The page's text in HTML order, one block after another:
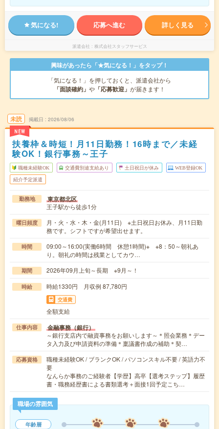
気になる! 応募へ進む 詳しく見る
派遣会社 株式会社スタッフサービス
興味があったら「★気になる！」をタップ！
「気になる！」を押しておくと、派遣会社から
「面談確約」 や 「応募歓迎」 が届きます！
未読
NEW
掲載日 2026/08/06
扶養枠＆時短！月11日勤務！16時まで／未経
験OK！銀行事務～王子
職種未経験OK 交通費別途支給あり 土日祝日が休み WEB登録OK
紹介予定派遣
勤務地 東京都北区
王子駅から徒歩1分
曜日頻度
月・火・水・木・金(月11日) ※土日祝日お休み、月11日勤
務です。シフトですが希望出せます。
時間
09:00～16:00(実働6時間 休憩1時間)※ ※8：50～朝礼あ
り。朝礼の時間は残業としてカウ…
期間 2026年09月上旬～長期 ※9月～！
時給 時給1330円 月収例 87,780円
交通費
全額支給
仕事内容 金融事務（銀行）
～銀行支店内で融資事務をお願いします～＊照会業務＊デー
タ入力及び申請資料の準備＊稟議書作成の補助＊契…
応募資格
職種未経験OK / ブランクOK / パソコンスキル不要 / 英語力不
要
なんらか事務のご経験者【学歴】高卒【選考ステップ】履歴
書・職務経歴書による書類選考＋面接1回予定こち…
職場の雰囲気
年齢層